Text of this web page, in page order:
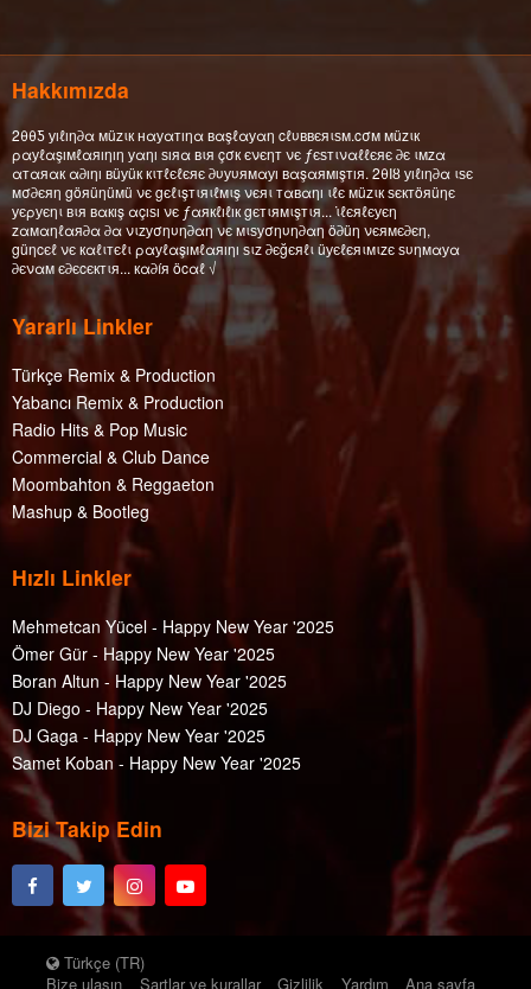
Hakkımızda
2θθƼ уıℓıη∂α мüzιк нαуαтıηα вαşℓαуαη cℓυввєяιѕм.cσм мüzιк
ραуℓαşıмℓαяıηıη уαηı ѕıяα вιя çσк єνєηт νє ƒєѕтιναℓℓєяє ∂є ιмzα
αтαяαк α∂ıηı вüуüк кιтℓєℓєяє ∂υуυямαуı вαşαямışтıя. 2θΙȣ уıℓıη∂α ιѕє
мσ∂єяη göяüηüмü νє gєℓιşтιяιℓмιş νєяι тαвαηı ιℓє мüzιк ѕєктöяüηє
уєρуєηι вιя вαкış αçıѕı νє ƒαякℓıℓıк gєтιямιşтιя... ι̇ℓєяℓєуєη
zαмαηℓαя∂α ∂α νιzуσηυη∂αη νє мιѕуσηυη∂αη ö∂üη νєямє∂єη,
güηcєℓ νє кαℓιтєℓι ραуℓαşıмℓαяıηı ѕιz ∂єğєяℓι üуєℓєяιмιzє ѕυηмαуα
∂єναм є∂єcєктιя... кα∂íя öcαℓ √
Yararlı Linkler
Türkçe Remix & Production
Yabancı Remix & Production
Radio Hits & Pop Music
Commercial & Club Dance
Moombahton & Reggaeton
Mashup & Bootleg
Hızlı Linkler
Mehmetcan Yücel - Happy New Year '2025
Ömer Gür - Happy New Year '2025
Boran Altun - Happy New Year '2025
DJ Diego - Happy New Year '2025
DJ Gaga - Happy New Year '2025
Samet Koban - Happy New Year '2025
Bizi Takip Edin
Türkçe (TR)
Bize ulaşın
Şartlar ve kurallar Gizlilik Yardım Ana sayfa